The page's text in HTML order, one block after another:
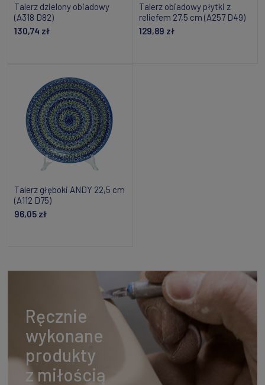
Talerz dzielony obiadowy
(A318 D82)
130,74 zł
Talerz obiadowy płytki z
reliefem 27,5 cm (A257 D49)
129,89 zł
Talerz głęboki ANDY 22,5 cm
(A112 D75)
96,05 zł
Ręcznie
wykonane
produkty
z miłością